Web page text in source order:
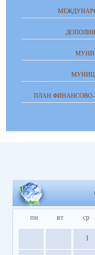
ПЛАН ФИНАНСОВО-
пн вт ср
1